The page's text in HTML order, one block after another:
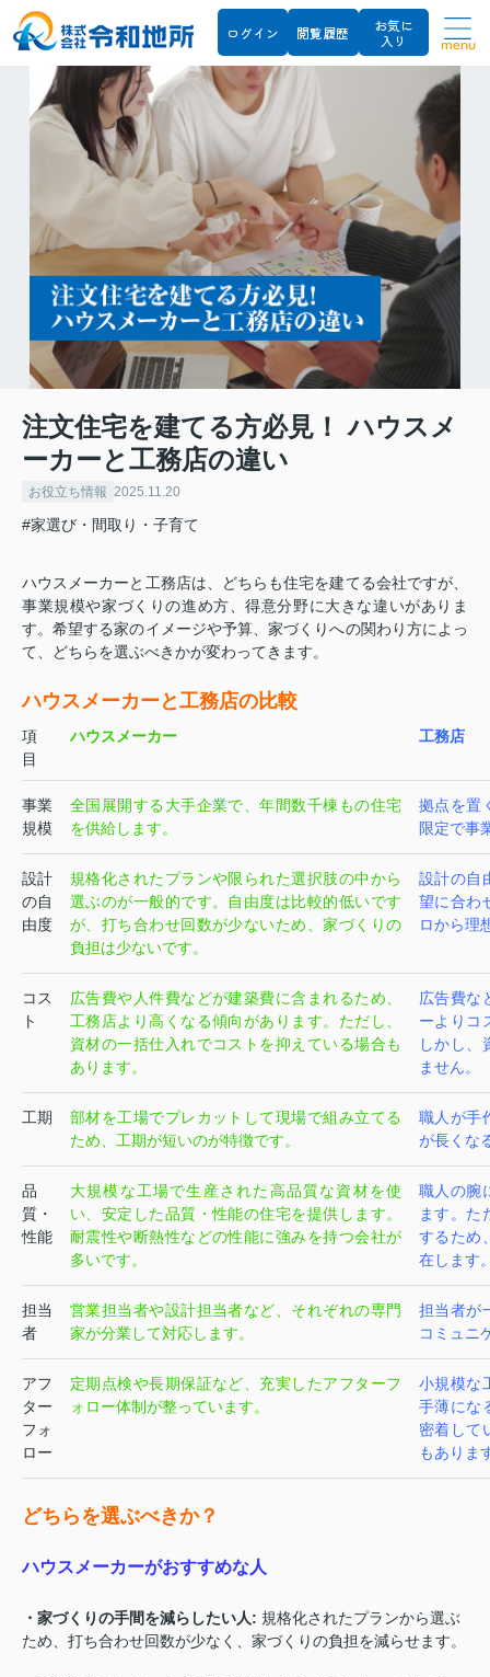
ログイン 閲覧履歴
お気に
入り
menu
注文住宅を建てる方必見！ ハウスメ
ーカーと工務店の違い
お役立ち情報 2025.11.20
#家選び・間取り・子育て
ハウスメーカーと工務店は、どちらも住宅を建てる会社ですが、
事業規模や家づくりの進め方、得意分野に大きな違いがありま
す。希望する家のイメージや予算、家づくりへの関わり方によっ
て、どちらを選ぶべきかが変わってきます。
ハウスメーカーと工務店の比較
項
目
ハウスメーカー 工務店
事業
規模
全国展開する大手企業で、年間数千棟もの住宅
を供給します。
拠点を置
限定で事
設計
の自
由度
規格化されたプランや限られた選択肢の中から
選ぶのが一般的です。自由度は比較的低いです
が、打ち合わせ回数が少ないため、家づくりの
負担は少ないです。
設計の自
望に合わ
ロから理
コス
ト
広告費や人件費などが建築費に含まれるため、
工務店より高くなる傾向があります。ただし、
資材の一括仕入れでコストを抑えている場合も
あります。
広告費な
ーよりコ
しかし、
ません。
工期
部材を工場でプレカットして現場で組み立てる
ため、工期が短いのが特徴です。
職人が手
が長くな
品
質・
性能
大規模な工場で生産された高品質な資材を使
い、安定した品質・性能の住宅を提供します。
耐震性や断熱性などの性能に強みを持つ会社が
多いです。
職人の腕
ます。た
するため
在します
担当
者
営業担当者や設計担当者など、それぞれの専門
家が分業して対応します。
担当者が
コミュニ
アフ
ター
フォ
ロー
定期点検や長期保証など、充実したアフターフ
ォロー体制が整っています。
小規模な
手薄にな
密着して
もありま
どちらを選ぶべきか？
ハウスメーカーがおすすめな人
・家づくりの手間を減らしたい人: 規格化されたプランから選ぶ
ため、打ち合わせ回数が少なく、家づくりの負担を減らせます。